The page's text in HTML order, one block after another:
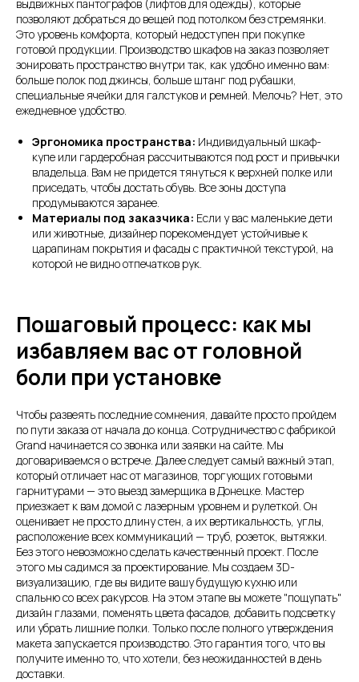
выдвижных пантографов (лифтов для одежды), которые
позволяют добраться до вещей под потолком без стремянки.
Это уровень комфорта, который недоступен при покупке
готовой продукции. Производство шкафов на заказ позволяет
зонировать пространство внутри так, как удобно именно вам:
больше полок под джинсы, больше штанг под рубашки,
специальные ячейки для галстуков и ремней. Мелочь? Нет, это
ежедневное удобство.
Эргономика пространства: Индивидуальный шкаф-
купе или гардеробная рассчитываются под рост и привычки
владельца. Вам не придется тянуться к верхней полке или
приседать, чтобы достать обувь. Все зоны доступа
продумываются заранее.
Материалы под заказчика: Если у вас маленькие дети
или животные, дизайнер порекомендует устойчивые к
царапинам покрытия и фасады с практичной текстурой, на
которой не видно отпечатков рук.
Пошаговый процесс: как мы
избавляем вас от головной
боли при установке
Чтобы развеять последние сомнения, давайте просто пройдем
по пути заказа от начала до конца. Сотрудничество с фабрикой
Grand начинается со звонка или заявки на сайте. Мы
договариваемся о встрече. Далее следует самый важный этап,
который отличает нас от магазинов, торгующих готовыми
гарнитурами — это выезд замерщика в Донецке. Мастер
приезжает к вам домой с лазерным уровнем и рулеткой. Он
оценивает не просто длину стен, а их вертикальность, углы,
расположение всех коммуникаций — труб, розеток, вытяжки.
Без этого невозможно сделать качественный проект. После
этого мы садимся за проектирование. Мы создаем 3D-
визуализацию, где вы видите вашу будущую кухню или
спальню со всех ракурсов. На этом этапе вы можете "пощупать"
дизайн глазами, поменять цвета фасадов, добавить подсветку
или убрать лишние полки. Только после полного утверждения
макета запускается производство. Это гарантия того, что вы
получите именно то, что хотели, без неожиданностей в день
доставки.